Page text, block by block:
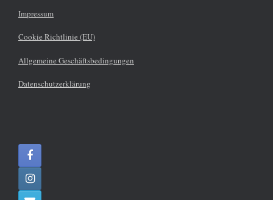
Impressum
Cookie Richtlinie (EU)
Allgemeine Geschäftsbedingungen
Datenschutzerklärung